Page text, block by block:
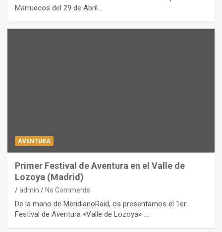
Marruecos del 29 de Abril…
AVENTURA
Primer Festival de Aventura en el Valle de
Lozoya (Madrid)
admin No Comments
De la mano de MeridianoRaid, os presentamos el 1er.
Festival de Aventura «Valle de Lozoya» .…